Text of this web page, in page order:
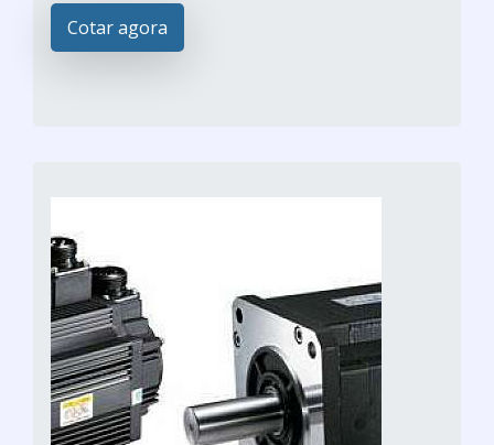
Cotar agora